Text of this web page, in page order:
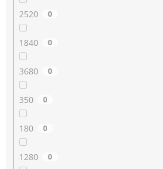
2520 0
1840 0
3680 0
350 0
180 0
1280 0